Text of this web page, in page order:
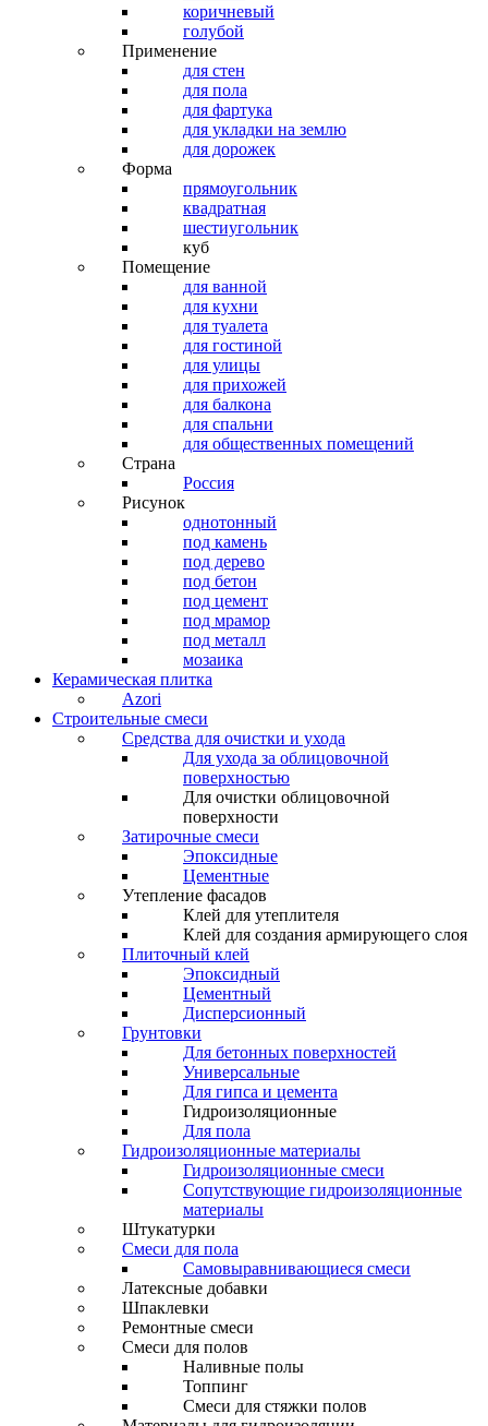
коричневый
голубой
Применение
для стен
для пола
для фартука
для укладки на землю
для дорожек
Форма
прямоугольник
квадратная
шестиугольник
куб
Помещение
для ванной
для кухни
для туалета
для гостиной
для улицы
для прихожей
для балкона
для спальни
для общественных помещений
Страна
Россия
Рисунок
однотонный
под камень
под дерево
под бетон
под цемент
под мрамор
под металл
мозаика
Керамическая плитка
Azori
Строительные смеси
Средства для очистки и ухода
Для ухода за облицовочной
поверхностью
Для очистки облицовочной
поверхности
Затирочные смеси
Эпоксидные
Цементные
Утепление фасадов
Клей для утеплителя
Клей для создания армирующего слоя
Плиточный клей
Эпоксидный
Цементный
Дисперсионный
Грунтовки
Для бетонных поверхностей
Универсальные
Для гипса и цемента
Гидроизоляционные
Для пола
Гидроизоляционные материалы
Гидроизоляционные смеси
Сопутствующие гидроизоляционные
материалы
Штукатурки
Смеси для пола
Самовыравнивающиеся смеси
Латексные добавки
Шпаклевки
Ремонтные смеси
Смеси для полов
Наливные полы
Топпинг
Смеси для стяжки полов